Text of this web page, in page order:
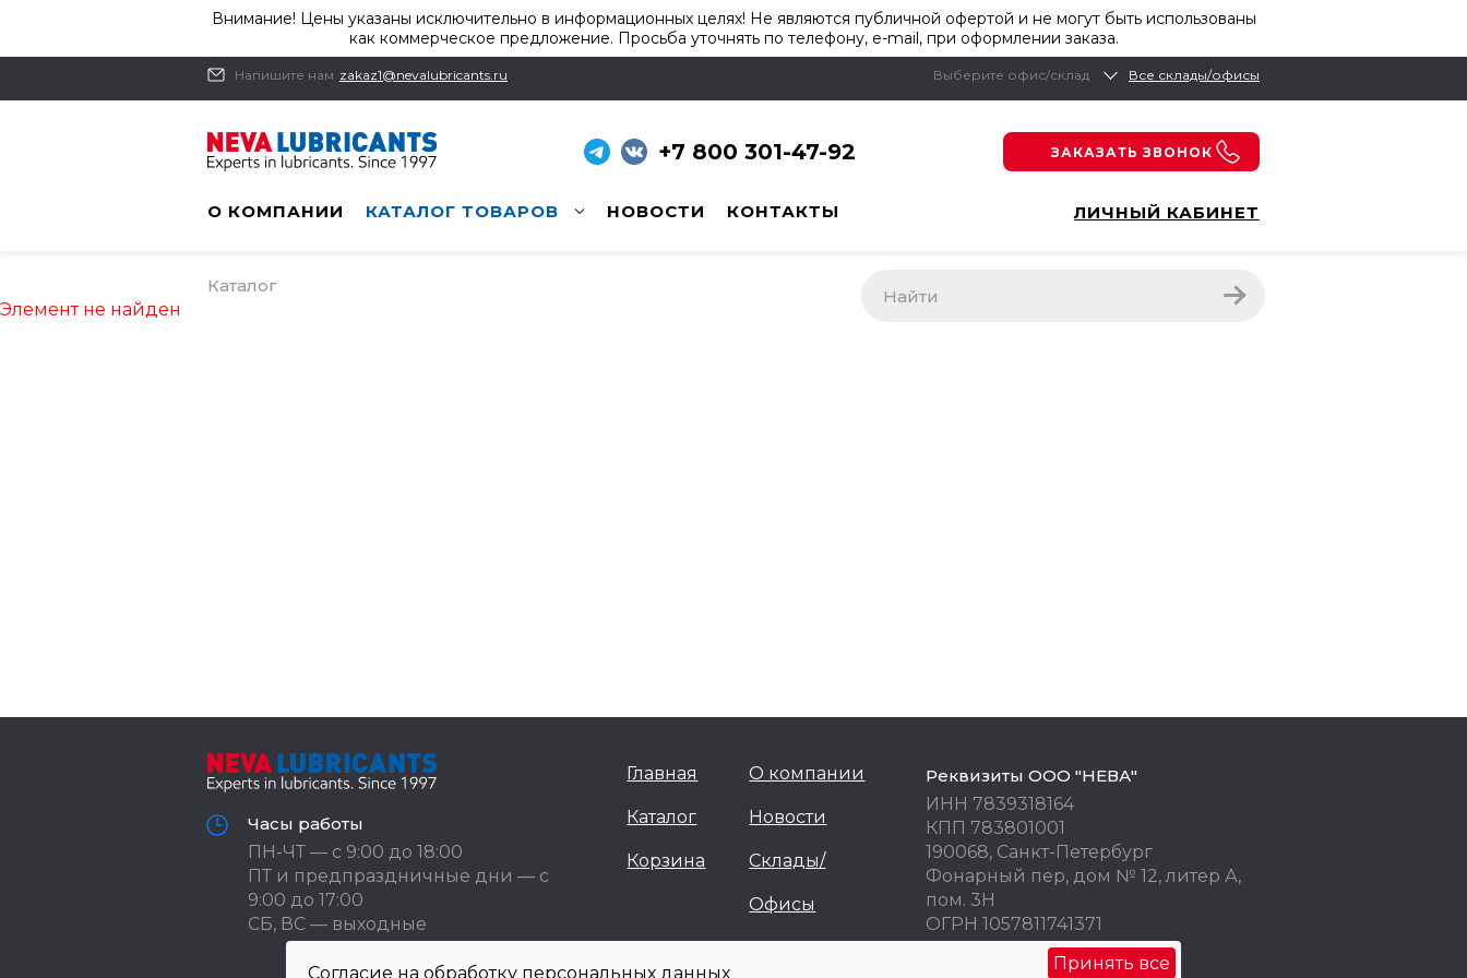
Согласие на обработку персональных данных Принять все
Внимание! Цены указаны исключительно в информационных целях! Не являются публичной офертой и не могут быть использованы
как коммерческое предложение. Просьба уточнять по телефону, e-mail, при оформлении заказа.
Напишите нам zakaz1@nevalubricants.ru Выберите офис/склад Все склады/офисы
+7 800 301-47-92 ЗАКАЗАТЬ ЗВОНОК
О КОМПАНИИ КАТАЛОГ ТОВАРОВ НОВОСТИ КОНТАКТЫ ЛИЧНЫЙ КАБИНЕТ
Каталог
Элемент не найден
Часы работы
ПН-ЧТ — с 9:00 до 18:00
ПТ и предпраздничные дни — с
9:00 до 17:00
СБ, ВС — выходные
Главная
Каталог
Корзина
О компании
Новости
Склады/
Офисы
Реквизиты ООО "НЕВА"
ИНН 7839318164
КПП 783801001
190068, Санкт-Петербург
Фонарный пер, дом № 12, литер А,
пом. 3Н
ОГРН 1057811741371
ОКПО 77676245